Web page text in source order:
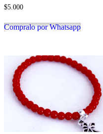
$5.000
Compralo por Whatsapp